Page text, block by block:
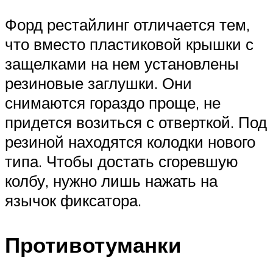
Форд рестайлинг отличается тем,
что вместо пластиковой крышки с
защелками на нем установлены
резиновые заглушки. Они
снимаются гораздо проще, не
придется возиться с отверткой. Под
резиной находятся колодки нового
типа. Чтобы достать сгоревшую
колбу, нужно лишь нажать на
язычок фиксатора.
Противотуманки